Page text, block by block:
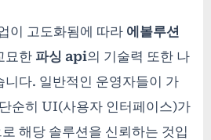
이 고도화됨에 따라 에볼루션
묘한 파싱 api의 기술력 또한 나
니다. 일반적인 운영자들이 가
순히 UI(사용자 인터페이스)가
해당 솔루션을 신뢰하는 것입